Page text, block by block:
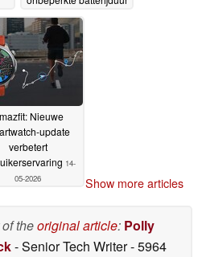
19-05-2026
Nieuwe
update
verbetert
14-
05-2026
Show more articles
theoriginal article: Polly
- Senior Tech Writer- 5964